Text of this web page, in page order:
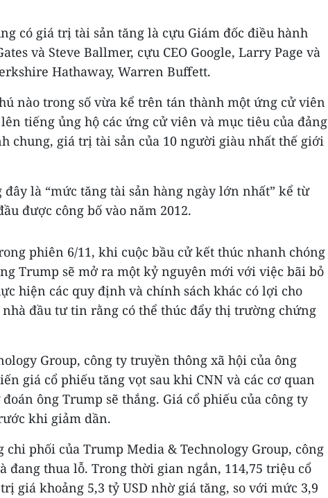
có giá trị tài sản tăng là cựu Giám đốc điều hành
và Steve Ballmer, cựu CEO Google, Larry Page và
Hathaway, Warren Buffett.
nào trong số vừa kể trên tán thành một ứng cử viên
tiếng ủng hộ các ứng cử viên và mục tiêu của đảng
chung, giá trị tài sản của 10 người giàu nhất thế giới
là “mức tăng tài sản hàng ngày lớn nhất” kể từ
được công bố vào năm 2012.
phiên 6/11, khi cuộc bầu cử kết thúc nhanh chóng
Trump sẽ mở ra một kỷ nguyên mới với việc bãi bỏ
hiện các quy định và chính sách khác có lợi cho
nhà đầu tư tin rằng có thể thúc đẩy thị trường chứng
Group, công ty truyền thông xã hội của ông
giá cổ phiếu tăng vọt sau khi CNN và các cơ quan
ông Trump sẽ thắng. Giá cổ phiếu của công ty
khi giảm dần.
chi phối của Trump Media & Technology Group, công
đang thua lỗ. Trong thời gian ngắn, 114,75 triệu cổ
giá khoảng 5,3 tỷ USD nhờ giá tăng, so với mức 3,9